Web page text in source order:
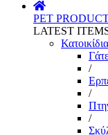
PET
LATEST
Κατοικίδια
/
/
/